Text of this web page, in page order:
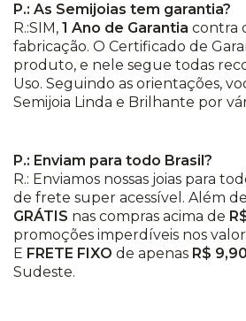
P.: As Semijoias tem garantia?
R.:SIM, 1 Ano de Garantia contra
fabricação. O Certificado de
produto, e nele segue todas
Uso. Seguindo as orientações,
Semijoia Linda e Brilhante por
P.: Enviam para todo Brasil?
R.: Enviamos nossas joias para
de frete super acessível. Além de
GRÁTIS nas compras acima de
promoções imperdíveis nos
E FRETE FIXO de apenas R$ 9,90
Sudeste.